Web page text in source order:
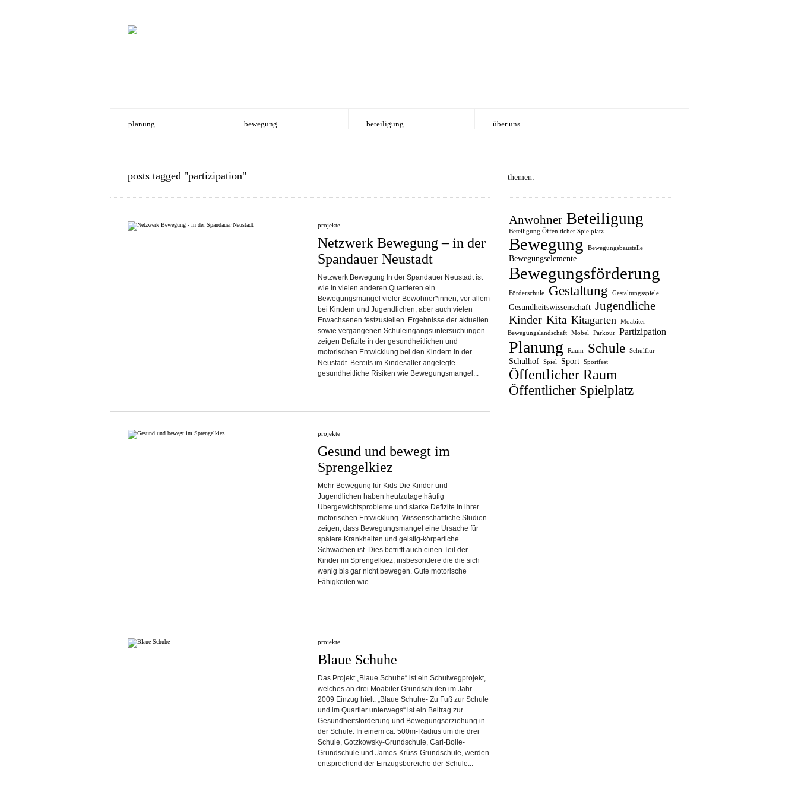
planung bewegung beteiligung über uns
posts tagged "partizipation"
projekte
Netzwerk Bewegung – in der
Spandauer Neustadt
Netzwerk Bewegung In der Spandauer Neustadt ist
wie in vielen anderen Quartieren ein
Bewegungsmangel vieler Bewohner*innen, vor allem
bei Kindern und Jugendlichen, aber auch vielen
Erwachsenen festzustellen. Ergebnisse der aktuellen
sowie vergangenen Schuleingangsuntersuchungen
zeigen Defizite in der gesundheitlichen und
motorischen Entwicklung bei den Kindern in der
Neustadt. Bereits im Kindesalter angelegte
gesundheitliche Risiken wie Bewegungsmangel...
projekte
Gesund und bewegt im
Sprengelkiez
Mehr Bewegung für Kids Die Kinder und
Jugendlichen haben heutzutage häufig
Übergewichtsprobleme und starke Defizite in ihrer
motorischen Entwicklung. Wissenschaftliche Studien
zeigen, dass Bewegungsmangel eine Ursache für
spätere Krankheiten und geistig-körperliche
Schwächen ist. Dies betrifft auch einen Teil der
Kinder im Sprengelkiez, insbesondere die die sich
wenig bis gar nicht bewegen. Gute motorische
Fähigkeiten wie...
projekte
Blaue Schuhe
Das Projekt „Blaue Schuhe“ ist ein Schulwegprojekt,
welches an drei Moabiter Grundschulen im Jahr
2009 Einzug hielt. „Blaue Schuhe- Zu Fuß zur Schule
und im Quartier unterwegs“ ist ein Beitrag zur
Gesundheitsförderung und Bewegungserziehung in
der Schule. In einem ca. 500m-Radius um die drei
Schule, Gotzkowsky-Grundschule, Carl-Bolle-
Grundschule und James-Krüss-Grundschule, werden
entsprechend der Einzugsbereiche der Schule...
themen:
Anwohner Beteiligung
Beteiligung Öffenlticher Spielplatz
Bewegung Bewegungsbaustelle
Bewegungselemente
Bewegungsförderung
Förderschule Gestaltung Gestaltungsspiele
Gesundheitswissenschaft Jugendliche
Kinder Kita Kitagarten
Moabiter
Bewegungslandschaft
Möbel Parkour Partizipation
Planung Raum Schule Schulflur
Schulhof Spiel Sport Sportfest
Öffentlicher Raum
Öffentlicher Spielplatz